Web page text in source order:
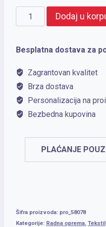
BERING
količina
Dodaj u
Besplatna dostava za
Zagrantovan kvalitet
Brza dostava
Personalizacija na
Bezbedna kupovina
PLAĆANJE
Šifra proizvoda: pro_58078
Kategorije: Radna oprema, Tekstil